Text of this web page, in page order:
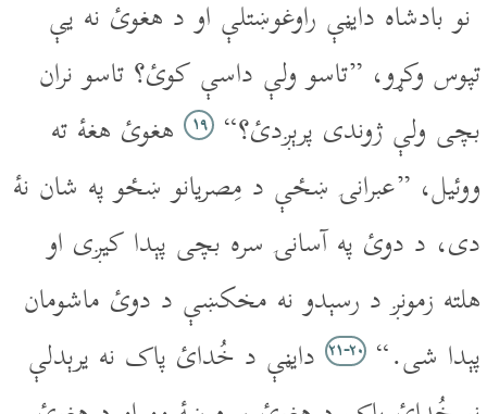
نو بادشاه دايڼې راوغوښتلې او د هغوئ نه يې
تپوس وکړو، ”تاسو ولې داسې کوئ؟ تاسو نران
بچى ولې ژوندى پرېږدئ؟“ ۱۹هغوئ هغۀ ته
ووئيل، ”عبرانۍ ښځې د مِصريانو ښځو په شان نۀ
دى، د دوئ په آسانۍ سره بچى پېدا کيږى او
هلته زمونږ د رسېدو نه مخکښې د دوئ ماشومان
پېدا شى.“ ۲۰‏-۲۱
دايڼې د خُدائ پاک نه يرېدلې